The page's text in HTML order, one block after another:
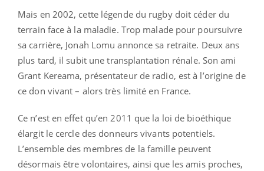
Mais en 2002, cette légende du rugby doit céder du
terrain face à la maladie. Trop malade pour poursuivre
sa carrière, Jonah Lomu annonce sa retraite. Deux ans
plus tard, il subit une transplantation rénale. Son ami
Grant Kereama, présentateur de radio, est à l’origine de
ce don vivant – alors très limité en France.
Ce n’est en effet qu’en 2011 que la loi de bioéthique
élargit le cercle des donneurs vivants potentiels.
L’ensemble des membres de la famille peuvent
désormais être volontaires, ainsi que les amis proches,